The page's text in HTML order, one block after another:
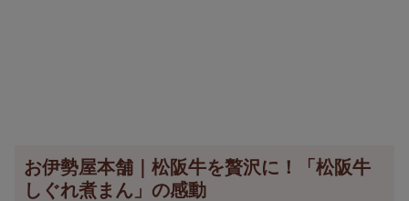
お伊勢屋本舗｜松阪牛を贅沢に！「松阪牛
しぐれ煮まん」の感動